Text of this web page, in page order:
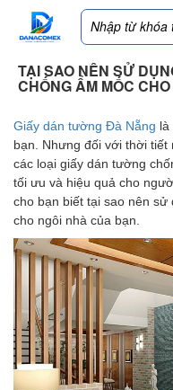
TẠI SAO NÊN SỬ
CHỐNG ẨM MỐC
Giấy dán tường Đà Nẵng là
bạn. Nhưng đối với thời tiết
các loại giấy dán tường
tối ưu và hiệu quả cho
cho bạn biết tại sao nên
cho ngôi nhà của bạn.